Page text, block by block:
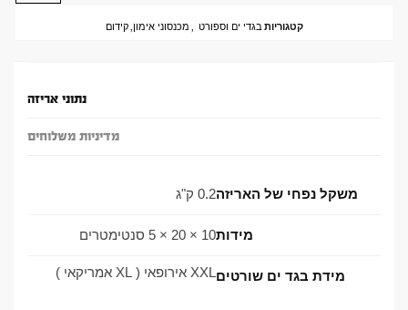
קטגוריות בגדי ים וספורט מכנסוני אימון ,קידום
נתוני אריזה
מדיניות משלוחים
משקל נפחי של האריזה0.2 ק"ג
מידות10 × 20 × 5 סנטימטרים
מידת בגד ים שורטיםXXL אירופאי ( XL אמריקאי )